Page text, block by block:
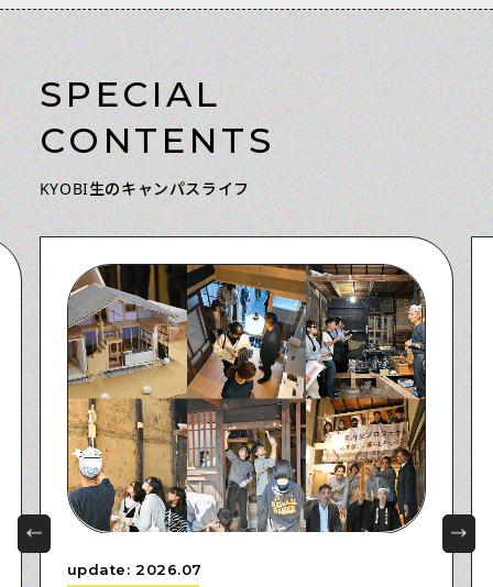
SPECIAL
CONTENTS
KYOBI生のキャンパスライフ
update: 2026.07